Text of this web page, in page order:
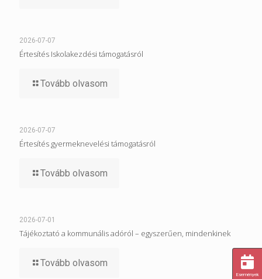
2026-07-07
Értesítés Iskolakezdési támogatásról
Tovább olvasom
2026-07-07
Értesítés gyermeknevelési támogatásról
Tovább olvasom
2026-07-01
Tájékoztató a kommunális adóról – egyszerűen, mindenkinek
Tovább olvasom
Események